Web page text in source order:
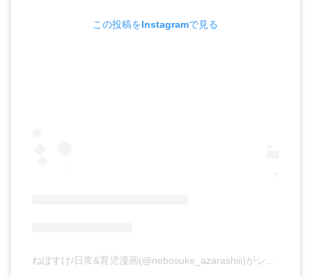
この投稿をInstagramで見る
ねぼすけ/日常&育児漫画(@nebosuke_azarashiii)がシェアした投稿